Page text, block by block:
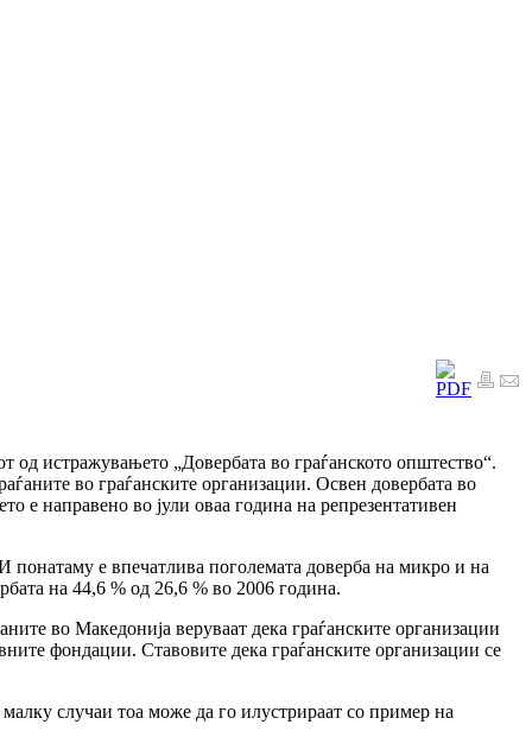
истражувањето „Довербата во граѓанското општество“.
во граѓанските организации. Освен довербата во
е направено во јули оваа година на репрезентативен
е впечатлива поголемата доверба на микро и на
на 44,6 % од 26,6 % во 2006 година.
во Македонија веруваат дека граѓанските организации
фондации. Ставовите дека граѓанските организации се
случаи тоа може да го илустрираат со пример на